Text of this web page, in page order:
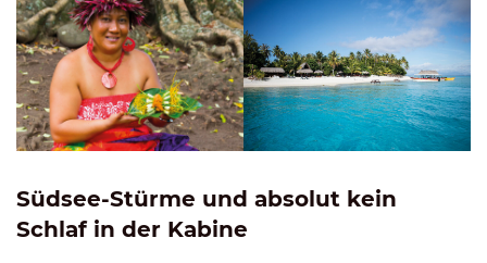
Südsee-Stürme und absolut kein
Schlaf in der Kabine